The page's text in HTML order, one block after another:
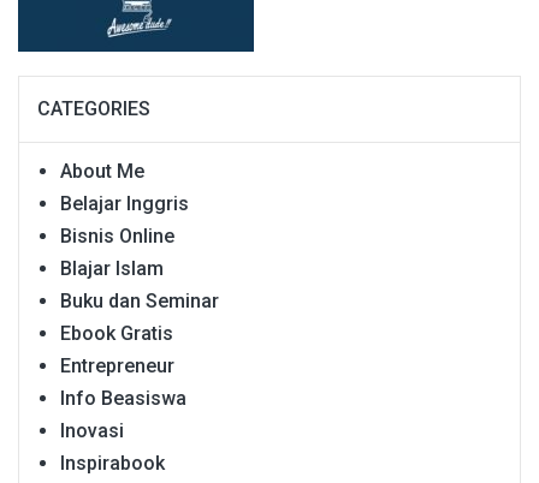
CATEGORIES
About Me
Belajar Inggris
Bisnis Online
Blajar Islam
Buku dan Seminar
Ebook Gratis
Entrepreneur
Info Beasiswa
Inovasi
Inspirabook